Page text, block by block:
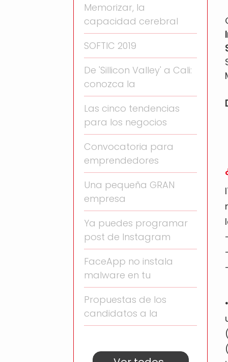
Memorizar, la
capacidad cerebral
SOFTIC 2019
De 'Sillicon Valley' a Cali:
conozca la
Las cinco tendencias
para los negocios
Convocatoria para
emprendedores
Una pequeña GRAN
empresa
Ya puedes programar
post de Instagram
FaceApp no instala
malware en tu
Propuestas de los
candidatos a la